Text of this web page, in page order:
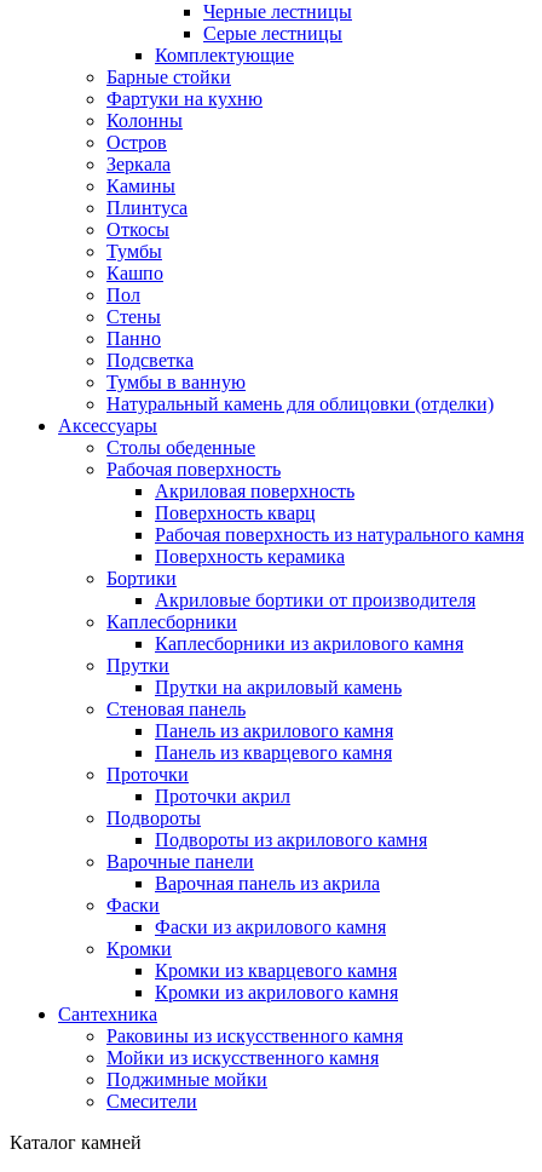
Черные лестницы
Серые лестницы
Комплектующие
Барные стойки
Фартуки на кухню
Колонны
Остров
Зеркала
Камины
Плинтуса
Откосы
Тумбы
Кашпо
Пол
Стены
Панно
Подсветка
Тумбы в ванную
Натуральный камень для облицовки (отделки)
Аксессуары
Столы обеденные
Рабочая поверхность
Акриловая поверхность
Поверхность кварц
Рабочая поверхность из натурального камня
Поверхность керамика
Бортики
Акриловые бортики от производителя
Каплесборники
Каплесборники из акрилового камня
Прутки
Прутки на акриловый камень
Стеновая панель
Панель из акрилового камня
Панель из кварцевого камня
Проточки
Проточки акрил
Подвороты
Подвороты из акрилового камня
Варочные панели
Варочная панель из акрила
Фаски
Фаски из акрилового камня
Кромки
Кромки из кварцевого камня
Кромки из акрилового камня
Сантехника
Раковины из искусственного камня
Мойки из искусственного камня
Поджимные мойки
Смесители
Каталог камней